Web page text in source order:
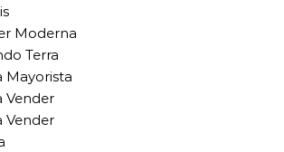
Moderna
Terra
Mayorista
Vender
Vender